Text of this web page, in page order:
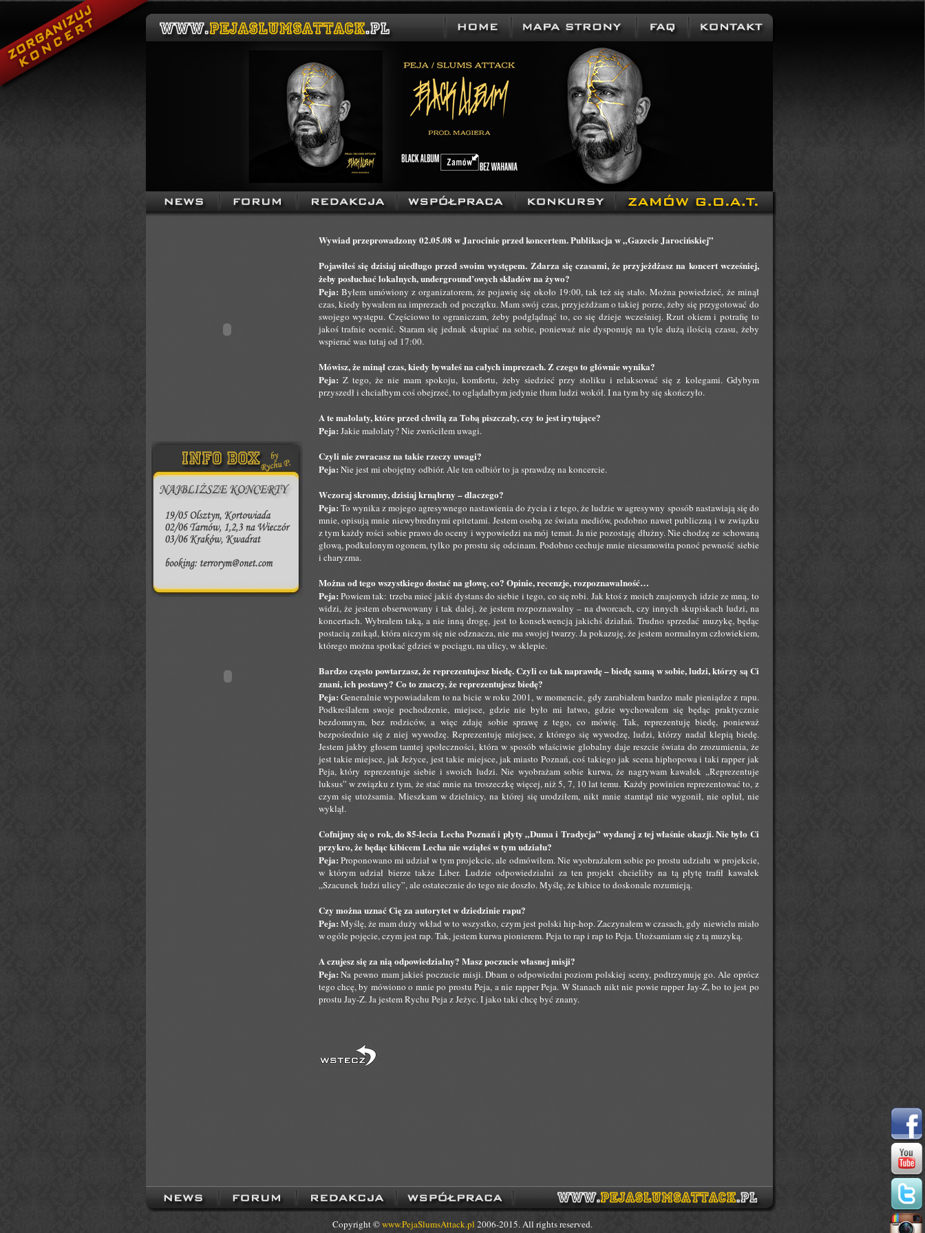
Wywiad przeprowadzony 02.05.08 w Jarocinie przed koncertem. Publikacja w „Gazecie Jarocińskiej”
Pojawiłeś się dzisiaj niedługo przed swoim występem. Zdarza się czasami, że przyjeżdżasz na koncert wcześniej,
żeby posłuchać lokalnych, underground’owych składów na żywo?
Peja: Byłem umówiony z organizatorem, że pojawię się około 19:00, tak też się stało. Można powiedzieć, że minął
czas, kiedy bywałem na imprezach od początku. Mam swój czas, przyjeżdżam o takiej porze, żeby się przygotować do
swojego występu. Częściowo to ograniczam, żeby podglądnąć to, co się dzieje wcześniej. Rzut okiem i potrafię to
jakoś trafnie ocenić. Staram się jednak skupiać na sobie, ponieważ nie dysponuję na tyle dużą ilością czasu, żeby
wspierać was tutaj od 17:00.
Mówisz, że minął czas, kiedy bywałeś na całych imprezach. Z czego to głównie wynika?
Peja: Z tego, że nie mam spokoju, komfortu, żeby siedzieć przy stoliku i relaksować się z kolegami. Gdybym
przyszedł i chciałbym coś obejrzeć, to oglądałbym jedynie tłum ludzi wokół. I na tym by się skończyło.
A te małolaty, które przed chwilą za Tobą piszczały, czy to jest irytujące?
Peja: Jakie małolaty? Nie zwróciłem uwagi.
Czyli nie zwracasz na takie rzeczy uwagi?
Peja: Nie jest mi obojętny odbiór. Ale ten odbiór to ja sprawdzę na koncercie.
Wczoraj skromny, dzisiaj krnąbrny – dlaczego?
Peja: To wynika z mojego agresywnego nastawienia do życia i z tego, że ludzie w agresywny sposób nastawiają się do
mnie, opisują mnie niewybrednymi epitetami. Jestem osobą ze świata mediów, podobno nawet publiczną i w związku
z tym każdy rości sobie prawo do oceny i wypowiedzi na mój temat. Ja nie pozostaję dłużny. Nie chodzę ze schowaną
głową, podkulonym ogonem, tylko po prostu się odcinam. Podobno cechuje mnie niesamowita ponoć pewność siebie
i charyzma.
Można od tego wszystkiego dostać na głowę, co? Opinie, recenzje, rozpoznawalność…
Peja: Powiem tak: trzeba mieć jakiś dystans do siebie i tego, co się robi. Jak ktoś z moich znajomych idzie ze mną, to
widzi, że jestem obserwowany i tak dalej, że jestem rozpoznawalny – na dworcach, czy innych skupiskach ludzi, na
koncertach. Wybrałem taką, a nie inną drogę, jest to konsekwencją jakichś działań. Trudno sprzedać muzykę, będąc
postacią znikąd, która niczym się nie odznacza, nie ma swojej twarzy. Ja pokazuję, że jestem normalnym człowiekiem,
którego można spotkać gdzieś w pociągu, na ulicy, w sklepie.
Bardzo często powtarzasz, że reprezentujesz biedę. Czyli co tak naprawdę – biedę samą w sobie, ludzi, którzy są Ci
znani, ich postawy? Co to znaczy, że reprezentujesz biedę?
Peja: Generalnie wypowiadałem to na bicie w roku 2001, w momencie, gdy zarabiałem bardzo małe pieniądze z rapu.
Podkreślałem swoje pochodzenie, miejsce, gdzie nie było mi łatwo, gdzie wychowałem się będąc praktycznie
bezdomnym, bez rodziców, a więc zdaję sobie sprawę z tego, co mówię. Tak, reprezentuję biedę, ponieważ
bezpośrednio się z niej wywodzę. Reprezentuję miejsce, z którego się wywodzę, ludzi, którzy nadal klepią biedę.
Jestem jakby głosem tamtej społeczności, która w sposób właściwie globalny daje reszcie świata do zrozumienia, że
jest takie miejsce, jak Jeżyce, jest takie miejsce, jak miasto Poznań, coś takiego jak scena hiphopowa i taki rapper jak
Peja, który reprezentuje siebie i swoich ludzi. Nie wyobrażam sobie kurwa, że nagrywam kawałek „Reprezentuje
luksus” w związku z tym, że stać mnie na troszeczkę więcej, niż 5, 7, 10 lat temu. Każdy powinien reprezentować to, z
czym się utożsamia. Mieszkam w dzielnicy, na której się urodziłem, nikt mnie stamtąd nie wygonił, nie opluł, nie
wyklął.
Cofnijmy się o rok, do 85-lecia Lecha Poznań i płyty „Duma i Tradycja” wydanej z tej właśnie okazji. Nie było Ci
przykro, że będąc kibicem Lecha nie wziąłeś w tym udziału?
Peja: Proponowano mi udział w tym projekcie, ale odmówiłem. Nie wyobrażałem sobie po prostu udziału w projekcie,
w którym udział bierze także Liber. Ludzie odpowiedzialni za ten projekt chcieliby na tą płytę trafił kawałek
„Szacunek ludzi ulicy”, ale ostatecznie do tego nie doszło. Myślę, że kibice to doskonale rozumieją.
Czy można uznać Cię za autorytet w dziedzinie rapu?
Peja: Myślę, że mam duży wkład w to wszystko, czym jest polski hip-hop. Zaczynałem w czasach, gdy niewielu miało
w ogóle pojęcie, czym jest rap. Tak, jestem kurwa pionierem. Peja to rap i rap to Peja. Utożsamiam się z tą muzyką.
A czujesz się za nią odpowiedzialny? Masz poczucie własnej misji?
Peja:Na pewno mam jakieś poczucie misji. Dbam o odpowiedni poziom polskiej sceny, podtrzymuję go. Ale oprócz
tego chcę, by mówiono o mnie po prostu Peja, a nie rapper Peja. W Stanach nikt nie powie rapper Jay-Z, bo to jest po
prostu Jay-Z. Ja jestem Rychu Peja z Jeżyc. I jako taki chcę być znany.
Copyright ©www.PejaSlumsAttack.pl 2006-2015. All rights reserved.